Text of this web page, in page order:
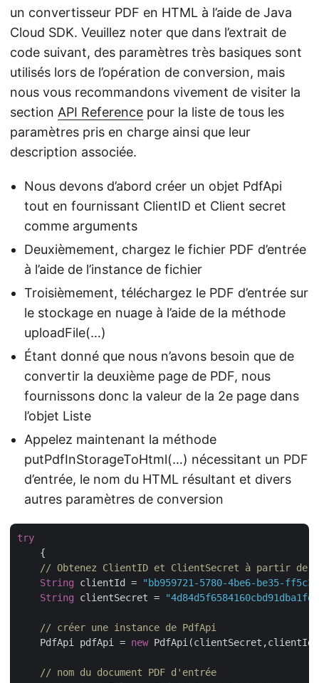
un convertisseur PDF en HTML à l’aide de Java
Cloud SDK. Veuillez noter que dans l’extrait de
code suivant, des paramètres très basiques sont
utilisés lors de l’opération de conversion, mais
nous vous recommandons vivement de visiter la
section API Reference pour la liste de tous les
paramètres pris en charge ainsi que leur
description associée.
Nous devons d’abord créer un objet PdfApi
tout en fournissant ClientID et Client secret
comme arguments
Deuxièmement, chargez le fichier PDF d’entrée
à l’aide de l’instance de fichier
Troisièmement, téléchargez le PDF d’entrée sur
le stockage en nuage à l’aide de la méthode
uploadFile(…)
Étant donné que nous n’avons besoin que de
convertir la deuxième page de PDF, nous
fournissons donc la valeur de la 2e page dans
l’objet Liste
Appelez maintenant la méthode
putPdfInStorageToHtml(…) nécessitant un PDF
d’entrée, le nom du HTML résultant et divers
autres paramètres de conversion
try
    {
// Obtenez ClientID et ClientSecret à partir de
String clientId =
"bb959721-5780-4be6-be35-
String clientSecret =
// créer une instance de PdfApi
    PdfApi pdfApi =
new
// nom du document PDF d'entrée